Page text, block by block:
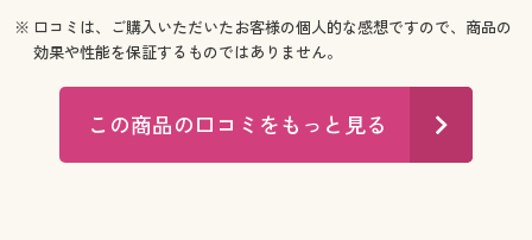
※ 口コミは、ご購入いただいたお客様の個人的な感想ですので、商品の
効果や性能を保証するものではありません。
この商品の口コミをもっと見る